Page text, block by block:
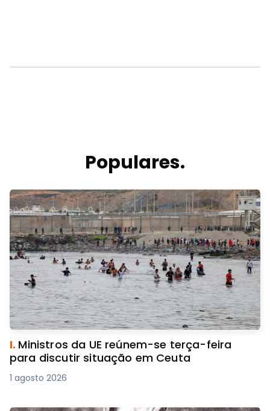
Populares.
I. Ministros da UE reúnem-se terça-feira
para discutir situação em Ceuta
1 agosto 2026